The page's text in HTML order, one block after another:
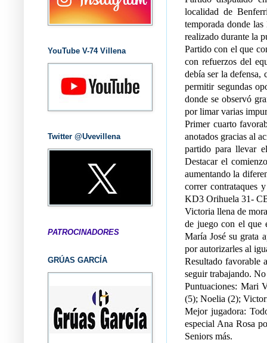
localidad de
temporada donde
realizado durante la
Partido con el que
con refuerzos del
debía ser la defensa,
permitir segundas
donde se observó
por limar varias
Primer cuarto
anotados gracias al
partido para llevar
Destacar el
aumentando la
correr contrataques
KD3 Orihuela 31-
Victoria llena de
de juego con el que
María José su grata
por autorizarles al
Resultado favorable
seguir trabajando.
Puntuaciones: Mari
(5); Noelia (2);
Mejor jugadora:
especial Ana Rosa
Seniors más.
YouTube V-74 Villena
Twitter @Uvevillena
PATROCINADORES
GRÚAS GARCÍA